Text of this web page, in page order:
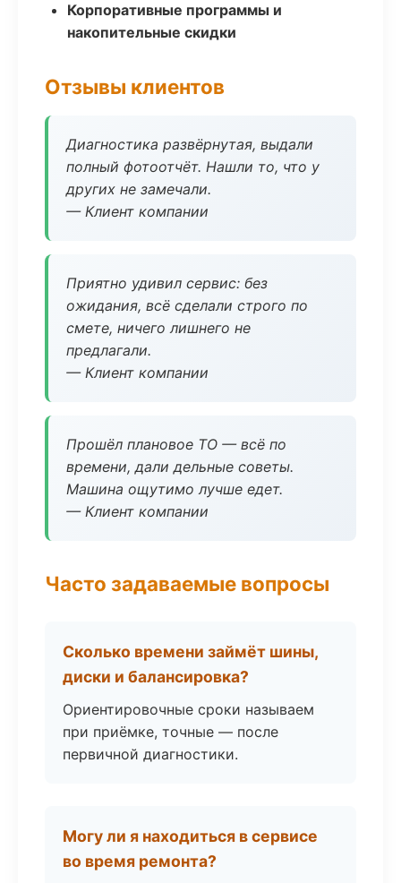
Корпоративные программы и
накопительные скидки
Отзывы клиентов
Диагностика развёрнутая, выдали
полный фотоотчёт. Нашли то, что у
других не замечали.
— Клиент компании
Приятно удивил сервис: без
ожидания, всё сделали строго по
смете, ничего лишнего не
предлагали.
— Клиент компании
Прошёл плановое ТО — всё по
времени, дали дельные советы.
Машина ощутимо лучше едет.
— Клиент компании
Часто задаваемые вопросы
Сколько времени займёт шины,
диски и балансировка?
Ориентировочные сроки называем
при приёмке, точные — после
первичной диагностики.
Могу ли я находиться в сервисе
во время ремонта?